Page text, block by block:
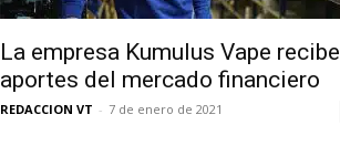
La empresa Kumulus Vape recibe
aportes del mercado financiero
REDACCION VT - 7 de enero de 2021